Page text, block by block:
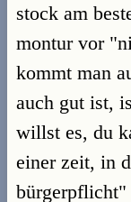
stock am
montur vor
kommt man
auch gut ist,
willst es, du
einer zeit, in